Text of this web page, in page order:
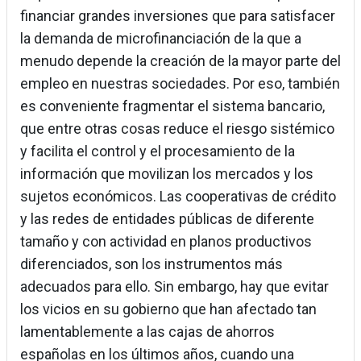
financiar grandes inversiones que para satisfacer
la demanda de microfinanciación de la que a
menudo depende la creación de la mayor parte del
empleo en nuestras sociedades. Por eso, también
es conveniente fragmentar el sistema bancario,
que entre otras cosas reduce el riesgo sistémico
y facilita el control y el procesamiento de la
información que movilizan los mercados y los
sujetos económicos. Las cooperativas de crédito
y las redes de entidades públicas de diferente
tamaño y con actividad en planos productivos
diferenciados, son los instrumentos más
adecuados para ello. Sin embargo, hay que evitar
los vicios en su gobierno que han afectado tan
lamentablemente a las cajas de ahorros
españolas en los últimos años, cuando una